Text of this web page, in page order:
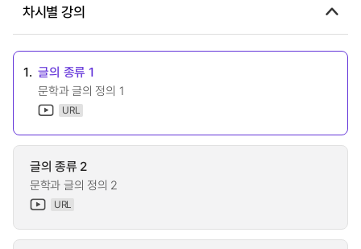
차시별 강의
1. 글의 종류 1
문학과 글의 정의 1
URL
글의 종류 2
문학과 글의 정의 2
URL